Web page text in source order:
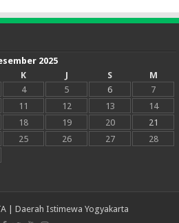
2025
K J S
M
4 5 6
7
11 12 13
14
18 19 20
21
25 26 27
28
| Daerah Istimewa Yogyakarta